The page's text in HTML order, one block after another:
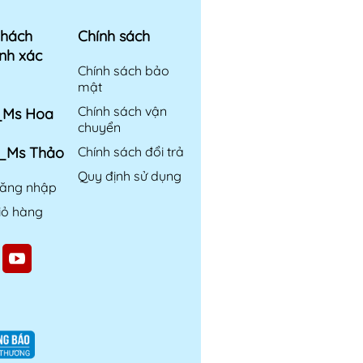
xác
Hoa
Thảo
nhập
hàng
Chính sách
Chính sách bảo
mật
Chính sách vận
chuyển
Chính sách đổi trả
Quy định sử dụng